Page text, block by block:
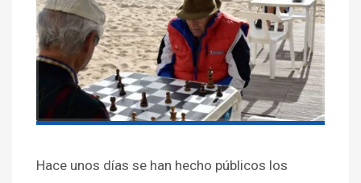
Hace unos días se han hecho públicos los